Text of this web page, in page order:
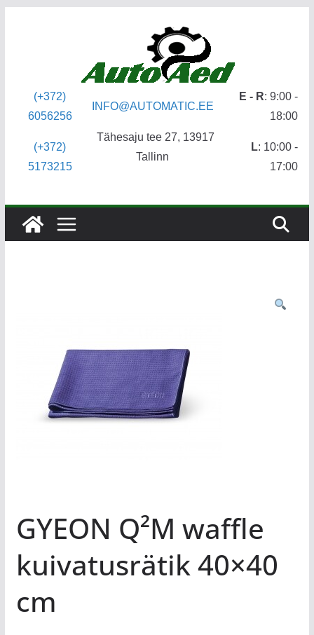
(+372)
6056256
(+372)
5173215
INFO@AUTOMATIC.EE
Tähesaju tee 27, 13917
Tallinn
E - R: 9:00 -
18:00
L: 10:00 -
17:00
GYEON Q²M waffle
kuivatusrätik 40×40
cm